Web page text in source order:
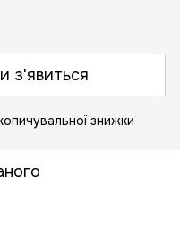
з'явиться
знижки